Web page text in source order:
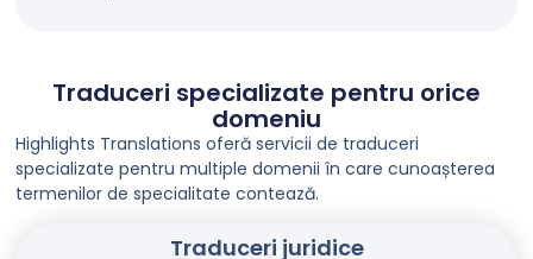
Traduceri specializate pentru orice
domeniu
Highlights Translations oferă servicii de traduceri
specializate pentru multiple domenii în care cunoașterea
termenilor de specialitate contează.
Traduceri juridice